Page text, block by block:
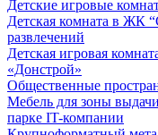
Детские игровые
Детская комната в ЖК
развлечений
Детская игровая
«Донстрой»
Общественные
Мебель для зоны
парке IT-компании